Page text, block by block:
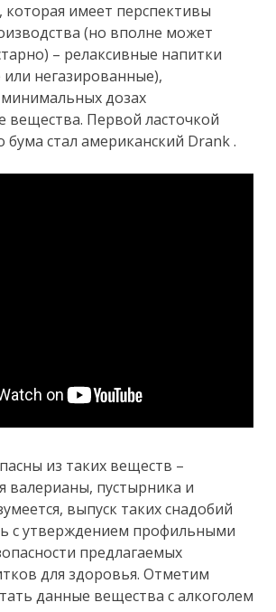
имеет перспективы
(но вполне может
– релаксивные напитки
негазированные),
дозах
вещества. Первой ласточкой
бума стал американский Drank .
из таких веществ –
валерианы, пустырника и
выпуск таких снадобий
с утверждением профильными
предлагаемых
для здоровья. Отметим
данные вещества с алкоголем